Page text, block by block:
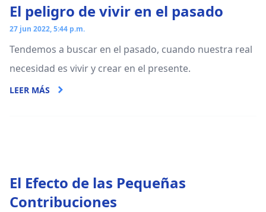
El peligro de vivir en el pasado
27 jun 2022, 5:44 p.m.
Tendemos a buscar en el pasado, cuando nuestra real
necesidad es vivir y crear en el presente.
LEER MÁS
El Efecto de las Pequeñas
Contribuciones